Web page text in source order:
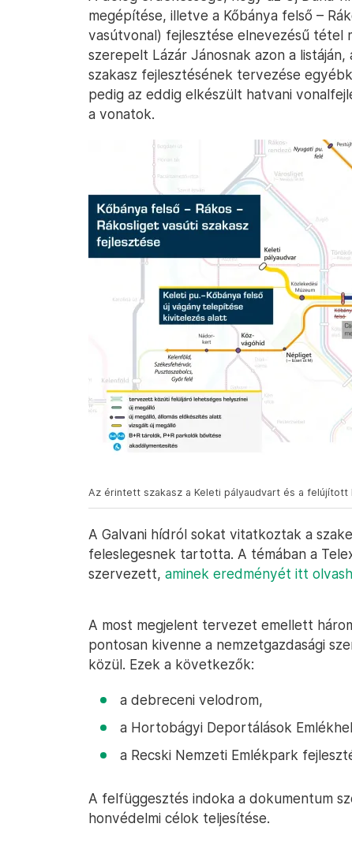
megépítése, illetve a Kőbánya felső –
vasútvonal) fejlesztése elnevezésű
szerepelt Lázár Jánosnak azon a listáján,
szakasz fejlesztésének tervezése
pedig az eddig elkészült hatvani
a vonatok.
Az érintett szakasz a Keleti pályaudvart és a felújított
A Galvani hídról sokat vitatkoztak a
feleslegesnek tartotta. A témában a
szervezett, aminek eredményét itt
A most megjelent tervezet emellett
pontosan kivenne a nemzetgazdasági
közül. Ezek a következők:
a debreceni velodrom,
a Hortobágyi Deportálások
a Recski Nemzeti Emlékpark
A felfüggesztés indoka a dokumentum
honvédelmi célok teljesítése.